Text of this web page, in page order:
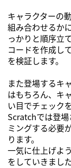
キャラクターの
組み合わせるか
っかりと順序立
コードを作成し
を検証します。
また登場するキ
はもちろん、キ
い目でチェック
Scratchでは登
ミングする必要
ります。
一気に仕上げよ
をしていきました